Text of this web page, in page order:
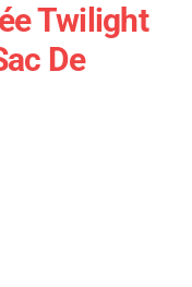
Twilight
De